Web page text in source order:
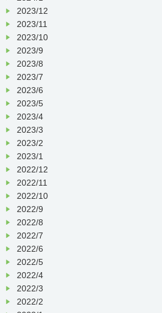
2023/12
2023/11
2023/10
2023/9
2023/8
2023/7
2023/6
2023/5
2023/4
2023/3
2023/2
2023/1
2022/12
2022/11
2022/10
2022/9
2022/8
2022/7
2022/6
2022/5
2022/4
2022/3
2022/2